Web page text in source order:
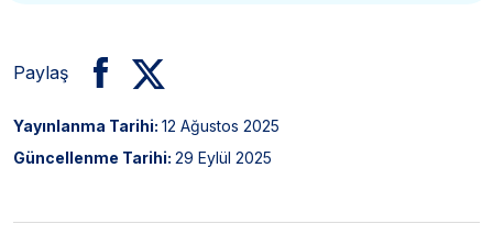
Paylaş
Yayınlanma Tarihi: 12 Ağustos 2025
Güncellenme Tarihi: 29 Eylül 2025